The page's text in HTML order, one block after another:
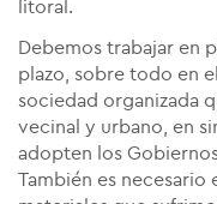
litoral.
Debemos trabajar en
plazo, sobre todo en
sociedad organizada
vecinal y urbano, en
adopten los
También es necesario